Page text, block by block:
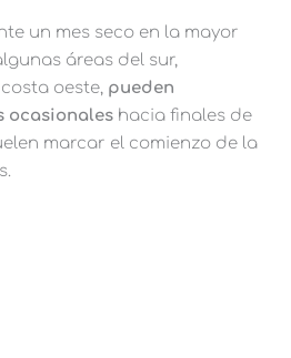
un mes seco en la mayor
áreas del sur,
oeste, pueden
ocasionales hacia finales de
marcar el comienzo de la